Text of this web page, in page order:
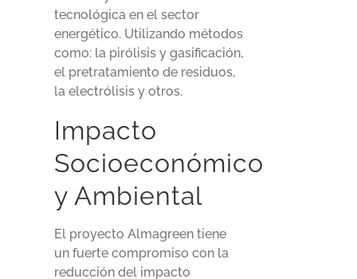
tecnológica en el sector
energético. Utilizando métodos
como: la pirólisis y gasificación,
el pretratamiento de residuos,
la electrólisis y otros.
Impacto
Socioeconómico
y Ambiental
El proyecto Almagreen tiene
un fuerte compromiso con la
reducción del impacto